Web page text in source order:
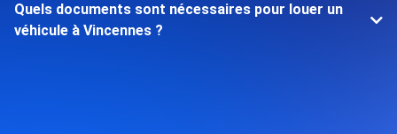
Quels documents sont nécessaires pour louer un
véhicule à Vincennes ?